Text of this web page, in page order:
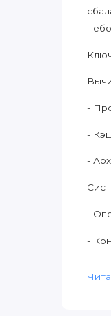
-
-
-
-
-